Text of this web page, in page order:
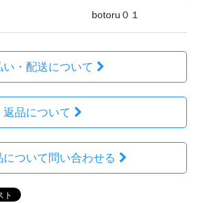
botoru０１
い・配送について
返品について
について問い合わせる